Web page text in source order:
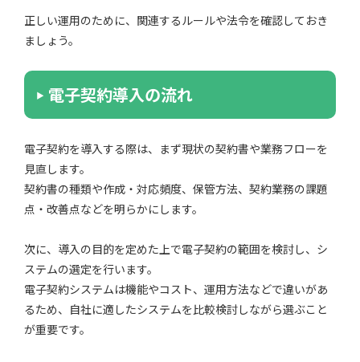
正しい運用のために、関連するルールや法令を確認しておき
ましょう。
電子契約導入の流れ
電子契約を導入する際は、まず現状の契約書や業務フローを
見直します。
契約書の種類や作成・対応頻度、保管方法、契約業務の課題
点・改善点などを明らかにします。
次に、導入の目的を定めた上で電子契約の範囲を検討し、シ
ステムの選定を行います。
電子契約システムは機能やコスト、運用方法などで違いがあ
るため、自社に適したシステムを比較検討しながら選ぶこと
が重要です。